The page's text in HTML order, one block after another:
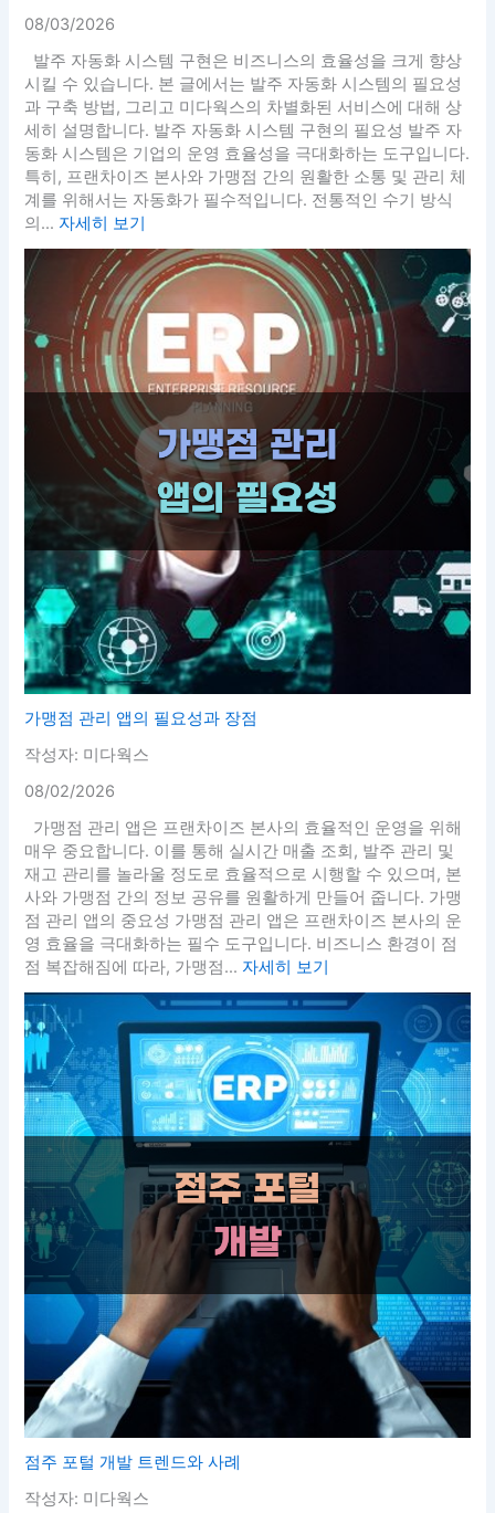
08/03/2026
발주 자동화 시스템 구현은 비즈니스의 효율성을 크게 향상
시킬 수 있습니다. 본 글에서는 발주 자동화 시스템의 필요성
과 구축 방법, 그리고 미다웍스의 차별화된 서비스에 대해 상
세히 설명합니다. 발주 자동화 시스템 구현의 필요성 발주 자
동화 시스템은 기업의 운영 효율성을 극대화하는 도구입니다.
특히, 프랜차이즈 본사와 가맹점 간의 원활한 소통 및 관리 체
계를 위해서는 자동화가 필수적입니다. 전통적인 수기 방식
의... 자세히 보기
가맹점 관리 앱의 필요성과 장점
작성자: 미다웍스
08/02/2026
가맹점 관리 앱은 프랜차이즈 본사의 효율적인 운영을 위해
매우 중요합니다. 이를 통해 실시간 매출 조회, 발주 관리 및
재고 관리를 놀라울 정도로 효율적으로 시행할 수 있으며, 본
사와 가맹점 간의 정보 공유를 원활하게 만들어 줍니다. 가맹
점 관리 앱의 중요성 가맹점 관리 앱은 프랜차이즈 본사의 운
영 효율을 극대화하는 필수 도구입니다. 비즈니스 환경이 점
점 복잡해짐에 따라, 가맹점... 자세히 보기
점주 포털 개발 트렌드와 사례
작성자: 미다웍스